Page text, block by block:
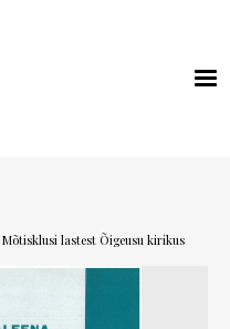
Mõtisklusi lastest Õigeusu kirikus